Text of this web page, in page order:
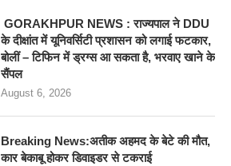
GORAKHPUR NEWS : राज्यपाल ने DDU
के दीक्षांत में यूनिवर्सिटी प्रशासन को लगाई फटकार,
बोलीं – टिफिन में ड्रग्स आ सकता है, भरवाए खाने के
सैंपल
August 6, 2026
Breaking News:अतीक अहमद के बेटे की मौत,
कार बेकाबू होकर डिवाइडर से टकराई